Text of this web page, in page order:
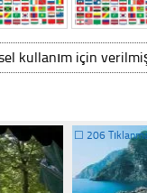
kullanım için
☐ 206